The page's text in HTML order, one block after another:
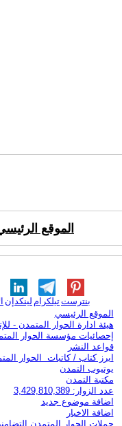
الموقع
لينكدإن تيلكرامبنترست
الموقع الرئيسي
هيئة ادارة الحوار المتمدن -
إحصائيات مؤسسة الحوار
قواعد النشر
ابرز كتاب / كاتبات الحوار
يوتيوب التمدن
مكتبة التمدن
عدد الزوار: 3,429,810,389
اضافة موضوع جديد
اضافة الاخبار
حملات الحوار المتمدن